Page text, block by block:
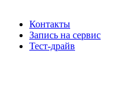
Контакты
Запись на сервис
Тест-драйв